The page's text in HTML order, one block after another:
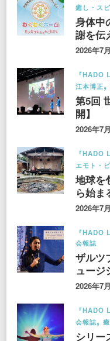
癒し・ス
身体中
謝を伝
2026年7
『HADO
江本博正
第5回
開】
2026年7
『HADO
エモト・
地球を
ら始ま
2026年7
『HADO
会報誌
ザルツ
ュージ
2026年7
『HADO
会報誌
シリー